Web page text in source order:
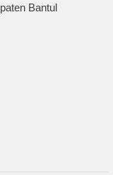
Bantul